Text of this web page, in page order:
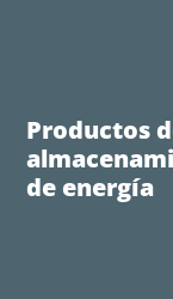
Productos
de energía